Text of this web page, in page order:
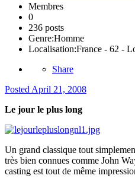
Membres
0
236 posts
Genre:Homme
Localisation:France - 62 -
Share
Posted April 21, 2008
Le jour le plus long
Un grand classique tout
très bien connues comme John
casting est tout de même